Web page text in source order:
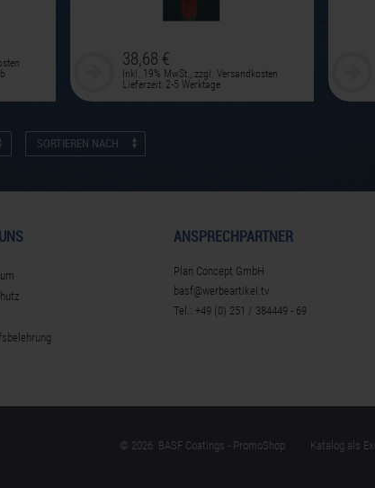
38,68 €
Inkl. 19% MwSt., zzgl. Versandkosten
Lieferzeit: 2-5 Werktage
SORTIEREN NACH
ANSPRECHPARTNER
Plan Concept GmbH
basf@werbeartikel.tv
Tel.: +49 (0) 251 / 384449 - 69
© 2026 BASF Coatings - PromoShop Katalog als